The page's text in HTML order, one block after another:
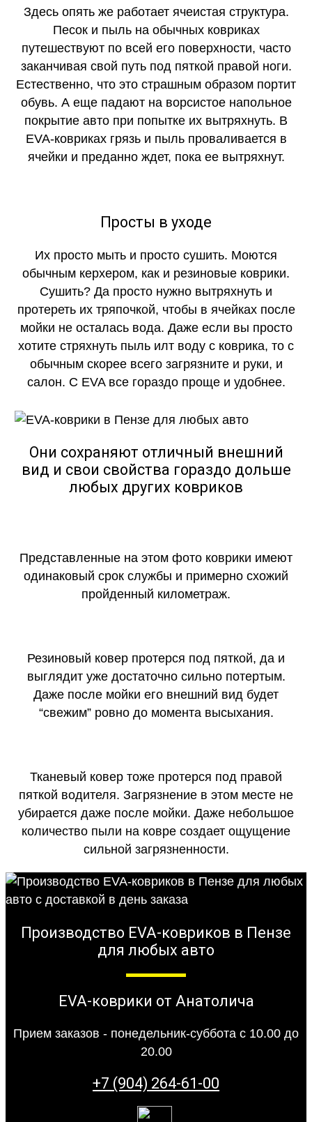
Здесь опять же работает ячеистая структура.
Песок и пыль на обычных ковриках
путешествуют по всей его поверхности, часто
заканчивая свой путь под пяткой правой ноги.
Естественно, что это страшным образом портит
обувь. А еще падают на ворсистое напольное
покрытие авто при попытке их вытряхнуть. В
EVA-ковриках грязь и пыль проваливается в
ячейки и преданно ждет, пока ее вытряхнут.
Просты в уходе
Их просто мыть и просто сушить. Моются
обычным керхером, как и резиновые коврики.
Сушить? Да просто нужно вытряхнуть и
протереть их тряпочкой, чтобы в ячейках после
мойки не осталась вода. Даже если вы просто
хотите стряхнуть пыль илт воду с коврика, то с
обычным скорее всего загрязните и руки, и
салон. С EVA все гораздо проще и удобнее.
Они сохраняют отличный внешний
вид и свои свойства гораздо дольше
любых других ковриков
Представленные на этом фото коврики имеют
одинаковый срок службы и примерно схожий
пройденный километраж.
Резиновый ковер протерся под пяткой, да и
выглядит уже достаточно сильно потертым.
Даже после мойки его внешний вид будет
“свежим” ровно до момента высыхания.
Тканевый ковер тоже протерся под правой
пяткой водителя. Загрязнение в этом месте не
убирается даже после мойки. Даже небольшое
количество пыли на ковре создает ощущение
сильной загрязненности.
Производство EVA-ковриков в Пензе
для любых авто
EVA-коврики от Анатолича
Прием заказов - понедельник-суббота с 10.00 до
20.00
+7 (904) 264-61-00